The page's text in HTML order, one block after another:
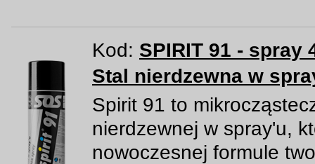
Kod: SPIRIT 91 - spray
Stal nierdzewna w
Spirit 91 to
nierdzewnej w spray'u,
nowoczesnej formule